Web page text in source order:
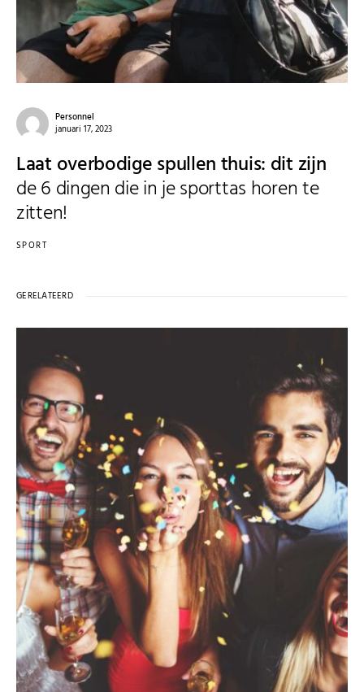
Personnel
januari 17, 2023
Laat overbodige spullen thuis: dit zijn
de 6 dingen die in je sporttas horen te
zitten!
SPORT
GERELATEERD